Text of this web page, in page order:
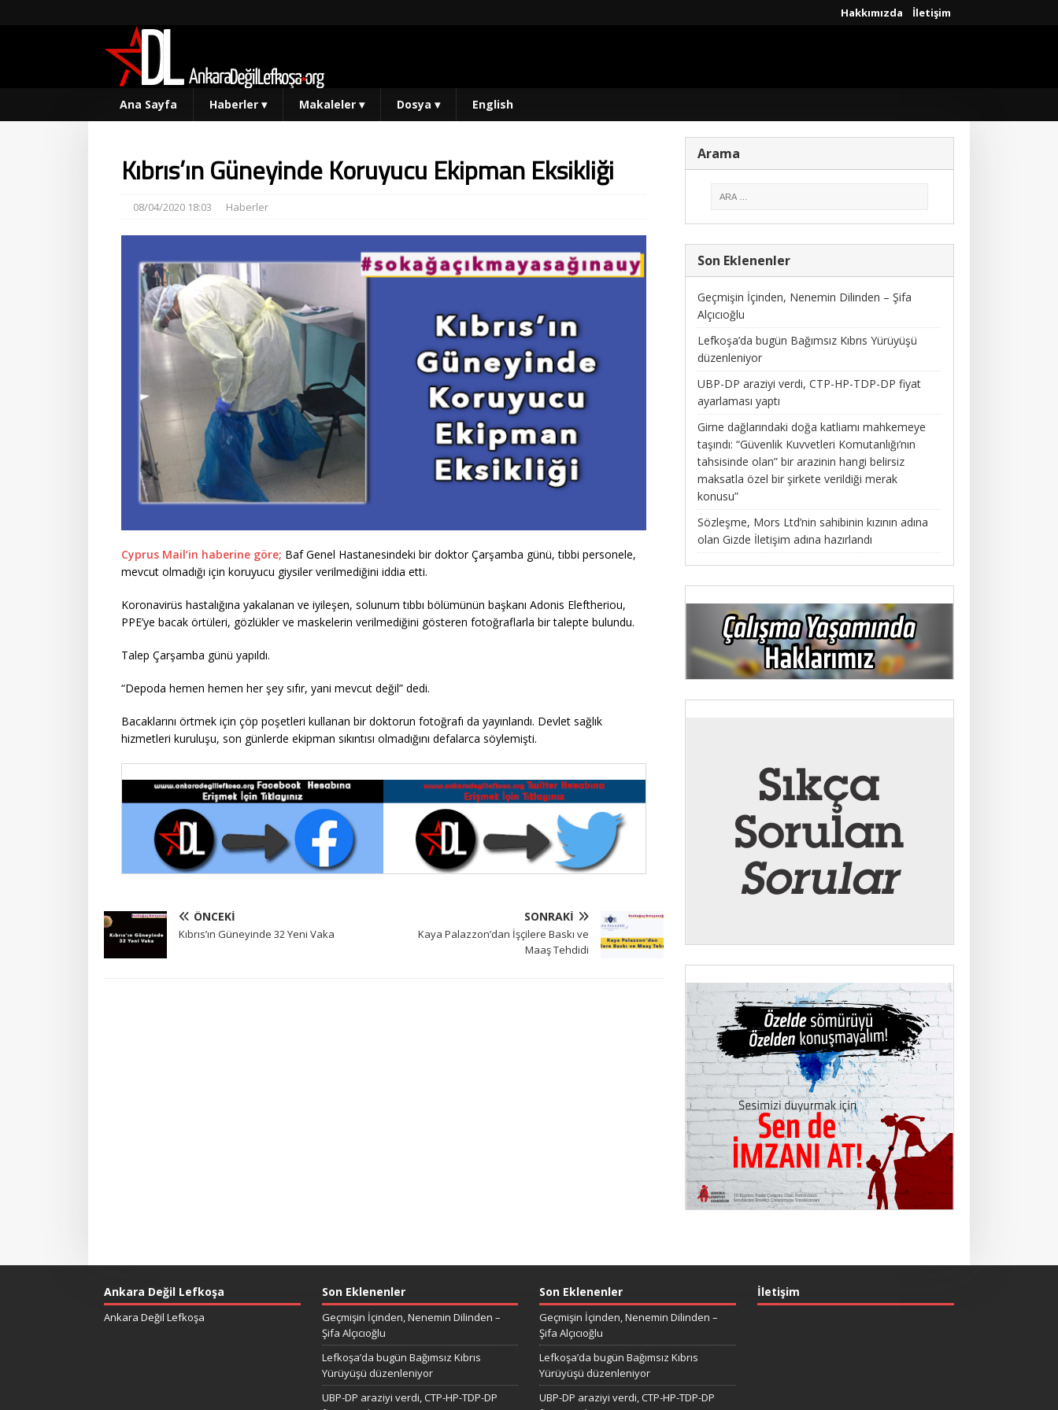
Hakkımızda İletişim
Ana Sayfa Haberler ▾ Makaleler ▾ Dosya ▾ English
Kıbrıs’ın Güneyinde Koruyucu Ekipman Eksikliği
08/04/2020 18:03 Haberler
Cyprus Mail’in haberine göre; Baf Genel Hastanesindeki bir doktor Çarşamba günü, tıbbi personele,
mevcut olmadığı için koruyucu giysiler verilmediğini iddia etti.
Koronavirüs hastalığına yakalanan ve iyileşen, solunum tıbbı bölümünün başkanı Adonis Eleftheriou,
PPE’ye bacak örtüleri, gözlükler ve maskelerin verilmediğini gösteren fotoğraflarla bir talepte bulundu.
Talep Çarşamba günü yapıldı.
“Depoda hemen hemen her şey sıfır, yani mevcut değil” dedi.
Bacaklarını örtmek için çöp poşetleri kullanan bir doktorun fotoğrafı da yayınlandı. Devlet sağlık
hizmetleri kuruluşu, son günlerde ekipman sıkıntısı olmadığını defalarca söylemişti.
ÖNCEKI
Kıbrıs’ın Güneyinde 32 Yeni Vaka
SONRAKI
Kaya Palazzon’dan İşçilere Baskı ve
Maaş Tehdidi
Arama
Son Eklenenler
Geçmişin İçinden, Nenemin Dilinden – Şifa
Alçıcıoğlu
Lefkoşa’da bugün Bağımsız Kıbrıs Yürüyüşü
düzenleniyor
UBP-DP araziyi verdi, CTP-HP-TDP-DP fiyat
ayarlaması yaptı
Girne dağlarındaki doğa katliamı mahkemeye
taşındı: “Güvenlik Kuvvetleri Komutanlığı’nın
tahsisinde olan” bir arazinin hangi belirsiz
maksatla özel bir şirkete verildiği merak
konusu”
Sözleşme, Mors Ltd’nin sahibinin kızının adına
olan Gizde İletişim adına hazırlandı
Ankara Değil Lefkoşa
Ankara Değil Lefkoşa
Son Eklenenler
Geçmişin İçinden, Nenemin Dilinden –
Şifa Alçıcıoğlu
Lefkoşa’da bugün Bağımsız Kıbrıs
Yürüyüşü düzenleniyor
UBP-DP araziyi verdi, CTP-HP-TDP-DP
Son Eklenenler
Geçmişin İçinden, Nenemin Dilinden –
Şifa Alçıcıoğlu
Lefkoşa’da bugün Bağımsız Kıbrıs
Yürüyüşü düzenleniyor
UBP-DP araziyi verdi, CTP-HP-TDP-DP
İletişim